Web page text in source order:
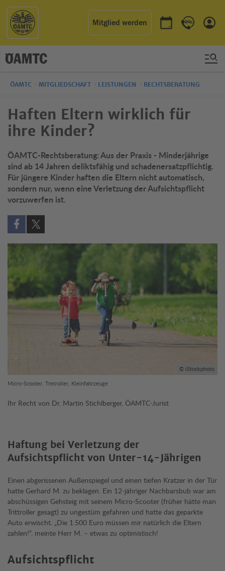
Mitglied werden
Termin buchen
Kontakt &
ÖAMTC MITGLIEDSCHAFT LEISTUNGEN RECHTSBERATUNG
Haften Eltern wirklich für
ihre Kinder?
ÖAMTC-Rechtsberatung: Aus der Praxis - Minderjährige
sind ab 14 Jahren deliktsfähig und schadenersatzpflichtig.
Für jüngere Kinder haften die Eltern nicht automatisch,
sondern nur, wenn eine Verletzung der Aufsichtspflicht
vorzuwerfen ist.
Auf Facebook teilen (öffnet in neuem Fenster)
Auf X teilen (öffnet in neuem Fenster)
© iStockphoto
Micro-Scooter, Tretroller, Kleinfahrzeuge
Ihr Recht von Dr. Martin Stichlberger, ÖAMTC-Jurist
Haftung bei Verletzung der
Aufsichtspflicht von Unter-14-Jährigen
Einen abgerissenen Außenspiegel und einen tiefen Kratzer in der Tür
hatte Gerhard M. zu beklagen. Ein 12-jähriger Nachbarsbub war am
abschüssigen Gehsteig mit seinem Micro-Scooter (früher hätte man
Trittroller gesagt) zu ungestüm gefahren und hatte das geparkte
Auto erwischt. „Die 1.500 Euro müssen mir natürlich die Eltern
zahlen!“, meinte Herr M. – etwas zu optimistisch!
Aufsichtspflicht